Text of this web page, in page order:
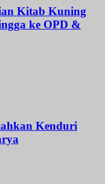
Kitab Kuning
ke OPD &
Kenduri